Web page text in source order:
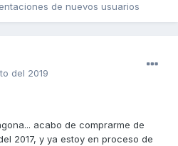
de nuevos usuarios
del 2019
acabo de comprarme de
2017, y ya estoy en proceso de